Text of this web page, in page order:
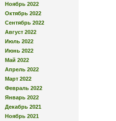
Ноябрь 2022
Октябрь 2022
Сентябрь 2022
Август 2022
Июль 2022
Июнь 2022
Май 2022
Апрель 2022
Март 2022
Февраль 2022
Январь 2022
Декабрь 2021
Ноябрь 2021